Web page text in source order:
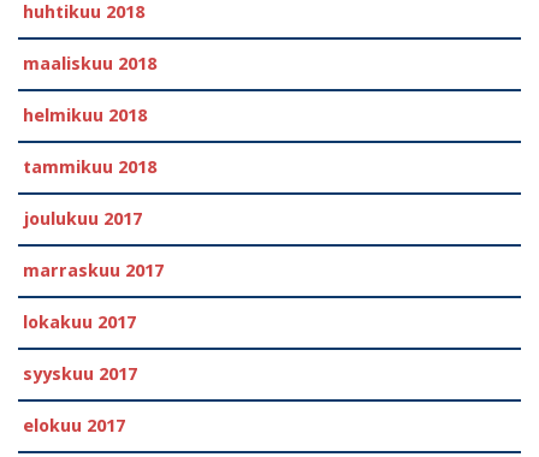
huhtikuu 2018
maaliskuu 2018
helmikuu 2018
tammikuu 2018
joulukuu 2017
marraskuu 2017
lokakuu 2017
syyskuu 2017
elokuu 2017